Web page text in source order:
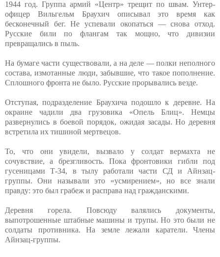
1944 год. Группа армий «Центр» трещит по швам. Унтер-
офицер Вильгельм Браухич описывал это время как
бесконечный бег. Не успевали окопаться — снова отход.
Русские били по флангам так мощно, что дивизии
превращались в пыль.
На бумаге части существовали, а на деле — полки неполного
состава, измотанные люди, забывшие, что такое пополнение.
Сплошного фронта не было. Русские прорывались везде.
Отступая, подразделение Браухича подошло к деревне. На
окраине чадили два грузовика «Опель Блиц». Немцы
развернулись в боевой порядок, ожидая засады. Но деревня
встретила их тишиной мертвецов.
То, что они увидели, вызвало у солдат вермахта не
сочувствие, а брезгливость. Пока фронтовики гибли под
гусеницами Т-34, в тылу работали части СД и Айнзац-
группы. Они называли это «усмирением», но все знали
правду: это был грабеж и расправа над гражданскими.
Деревня горела. Повсюду валялись документы,
выпотрошенные штабные машины и трупы. Но это были не
солдаты противника. На земле лежали каратели. Члены
Айнзац-группы.